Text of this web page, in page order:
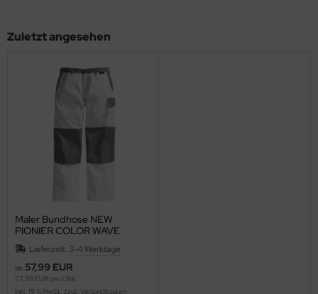
Zuletzt angesehen
Maler Bundhose NEW
PIONIER COLOR WAVE
weiss/grau
Lieferzeit: 3-4 Werktage
ab 57,99 EUR
57,99 EUR pro 1 Stk.
inkl. 19 % MwSt. zzgl. Versandkosten